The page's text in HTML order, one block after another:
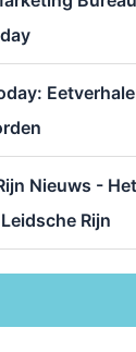
Nieuws -
Rijn